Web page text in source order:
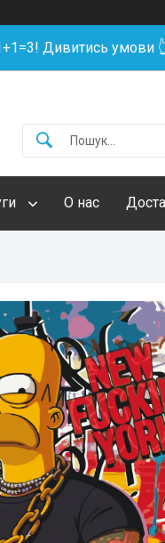
Дивитись умови
О нас